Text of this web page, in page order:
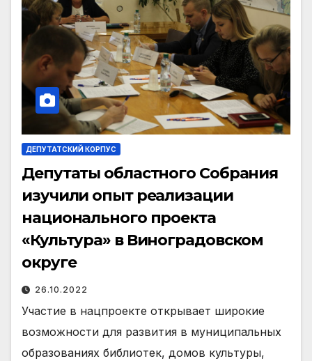
ДЕПУТАТСКИЙ КОРПУС
Депутаты областного Собрания
изучили опыт реализации
национального проекта
«Культура» в Виноградовском
округе
26.10.2022
Участие в нацпроекте открывает широкие
возможности для развития в муниципальных
образованиях библиотек, домов культуры,